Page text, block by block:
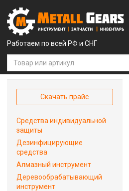
Работаем по всей РФ и СНГ
Скачать прайс
Средства индивидуальной
защиты
Дезинфицирующие
средства
Алмазный инструмент
Деревообрабатывающий
инструмент